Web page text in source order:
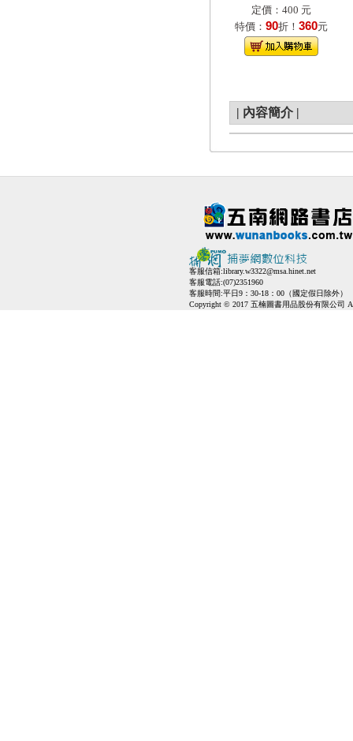
定價：400 元
特價： 90折！ 360元
| 內容簡介 |
客服信箱:library.w3322@msa.hinet.net
客服電話:(07)2351960
客服時間:平日9：30-18：00（國定假日除外）
Copyright © 2017 五楠圖書用品股份有限公司